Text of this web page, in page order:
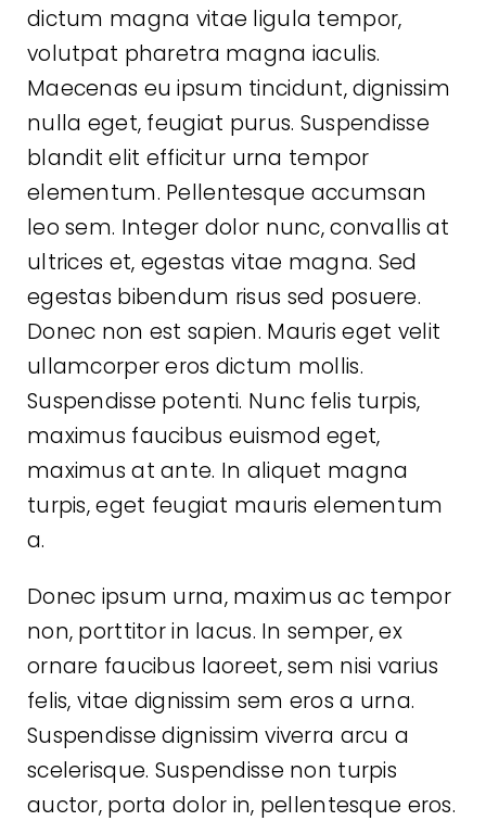
dictum magna vitae ligula tempor,
volutpat pharetra magna iaculis.
Maecenas eu ipsum tincidunt, dignissim
nulla eget, feugiat purus. Suspendisse
blandit elit efficitur urna tempor
elementum. Pellentesque accumsan
leo sem. Integer dolor nunc, convallis at
ultrices et, egestas vitae magna. Sed
egestas bibendum risus sed posuere.
Donec non est sapien. Mauris eget velit
ullamcorper eros dictum mollis.
Suspendisse potenti. Nunc felis turpis,
maximus faucibus euismod eget,
maximus at ante. In aliquet magna
turpis, eget feugiat mauris elementum
a.
Donec ipsum urna, maximus ac tempor
non, porttitor in lacus. In semper, ex
ornare faucibus laoreet, sem nisi varius
felis, vitae dignissim sem eros a urna.
Suspendisse dignissim viverra arcu a
scelerisque. Suspendisse non turpis
auctor, porta dolor in, pellentesque eros.